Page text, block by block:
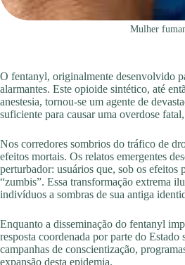
Mulher
O fentanyl, originalmente desenvolvido
alarmantes. Este opioide sintético, até
anestesia, tornou-se um agente de
suficiente para causar uma overdose
Nos corredores sombrios do tráfico de
efeitos mortais. Os relatos emergentes
perturbador: usuários que, sob os efeitos
“zumbis”. Essa transformação extrema
indivíduos a sombras de sua antiga
Enquanto a disseminação do fentanyl
resposta coordenada por parte do Estado
campanhas de conscientização,
expansão desta epidemia.